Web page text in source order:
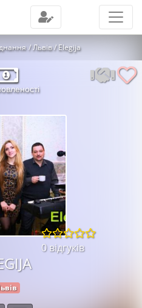
Львів Elegija
0 відгуків